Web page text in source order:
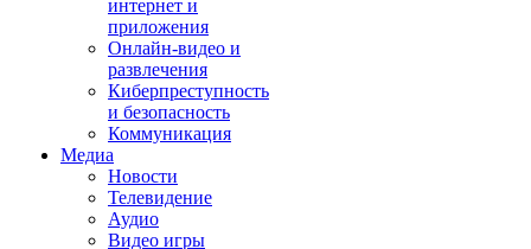
интернет и
приложения
Онлайн-видео и
развлечения
Киберпреступность
и безопасность
Коммуникация
Медиа
Новости
Телевидение
Аудио
Видео игры